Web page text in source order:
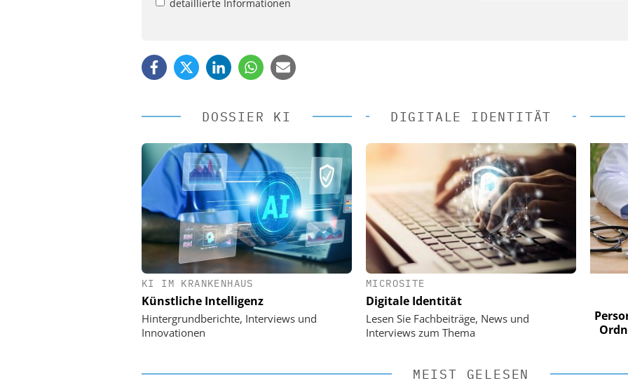
detaillierte Informationen
DOSSIER KI
KI IM KRANKENHAUS
Künstliche Intelligenz
Hintergrundberichte, Interviews und
Innovationen
DIGITALE IDENTITÄT
MICROSITE
Digitale Identität
Lesen Sie Fachbeiträge, News und
Interviews zum Thema
EASY SOFTWARE AG
Digitalisierung im
Personalmanagement: Von digitaler
Ordnung zur KI-fähigen Steuerung
Digitalisierung im
Personalmanagement: Von digitaler
Ordnung zur KI-fähigen Steuerung
MEIST GELESEN